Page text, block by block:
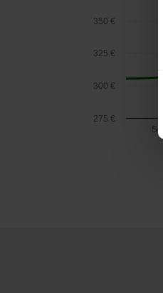
275 €
300 €
325 €
350 €